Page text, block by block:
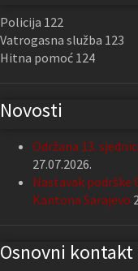
Policija 122
Vatrogasna služba 123
Hitna pomoć 124
Novosti
Održana 13.
27.07.2026.
Nastavak podrške
Kantona Sarajevo
Osnovni kontakt